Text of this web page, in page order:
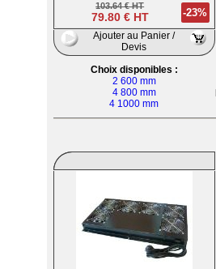
103.64 € HT
79.80 € HT -23%
Ajouter au Panier /
Devis
Choix disponibles :
2 600 mm
4 800 mm
4 1000 mm